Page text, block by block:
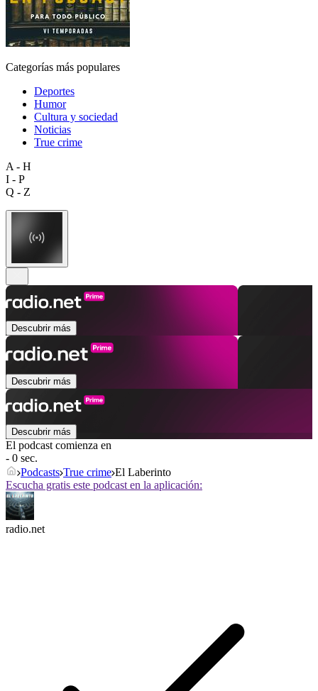
Categorías más populares
Deportes
Humor
Cultura y sociedad
Noticias
True crime
A - H
I - P
Q - Z
Descubrir más
Descubrir más
Descubrir más
El podcast comienza en
- 0 sec.
Podcasts True crime El Laberinto
Escucha gratis este podcast en la aplicación:
radio.net